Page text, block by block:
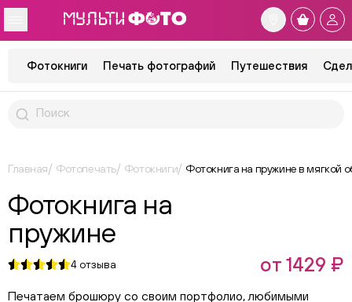
Фотокниги Печать фотографий Путешествия
Главная Фотопечать Фотокниги Фотокнига на пружине в мягкой
Фотокнига на
пружине
4 отзыва от 1429 ₽
Печатаем брошюру со своим портфолио, любимыми